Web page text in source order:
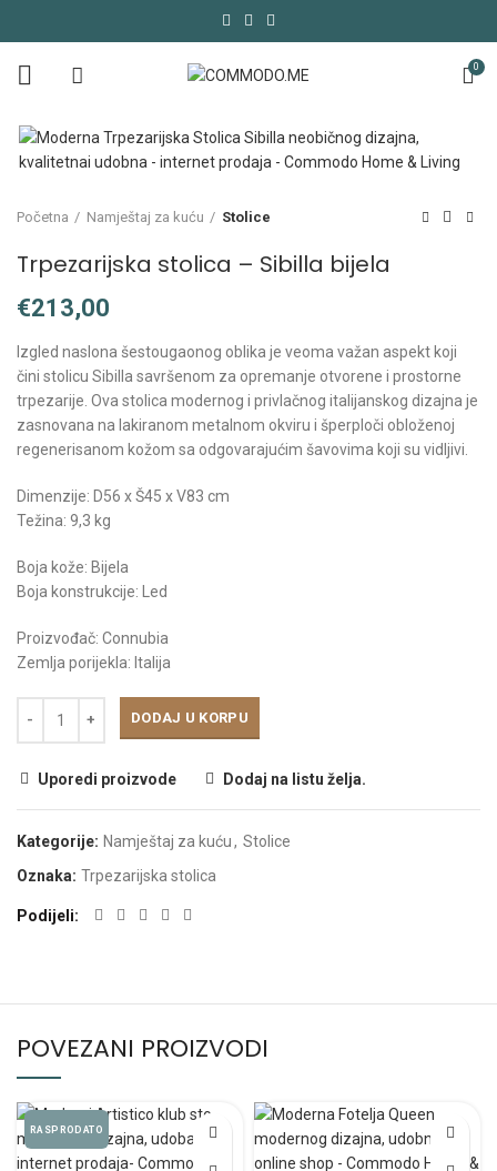
0
Početna Namještaj za kuću Stolice
Trpezarijska stolica – Sibilla bijela
€
Izgled naslona šestougaonog oblika je veoma važan aspekt koji
čini stolicu Sibilla savršenom za opremanje otvorene i prostorne
trpezarije. Ova stolica modernog i privlačnog italijanskog dizajna je
zasnovana na lakiranom metalnom okviru i šperploči obloženoj
regenerisanom kožom sa odgovarajućim šavovima koji su vidljivi.
Dimenzije: D56 x Š45 x V83 cm
Težina: 9,3 kg
Boja kože: Bijela
Boja konstrukcije: Led
Proizvođač: Connubia
Zemlja porijekla: Italija
DODAJ U KORPU
Uporedi proizvode Dodaj na listu želja.
Kategorije: Namještaj za kuću, Stolice
Oznaka: Trpezarijska stolica
Podijeli
POVEZANI PROIZVODI
RASPRODATO